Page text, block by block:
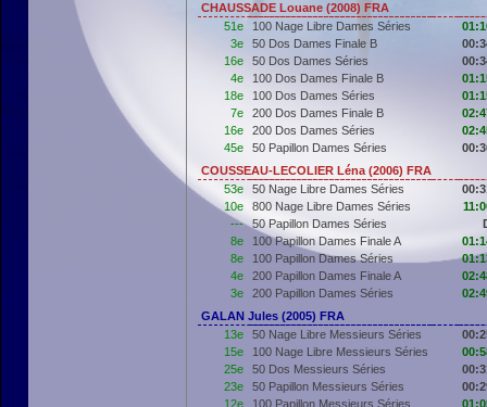
CHAUSSADE Louane (2008) FRA
51e
100 Nage Libre Dames Séries
3e
50 Dos Dames Finale B
16e
50 Dos Dames Séries
4e
100 Dos Dames Finale B
18e
100 Dos Dames Séries
7e
200 Dos Dames Finale B
16e
200 Dos Dames Séries
45e
50 Papillon Dames Séries
COUSSEAU-LECOLIER Léna (2006) FRA
53e
50 Nage Libre Dames Séries
10e
800 Nage Libre Dames Séries
---
50 Papillon Dames Séries
8e
100 Papillon Dames Finale A
8e
100 Papillon Dames Séries
4e
200 Papillon Dames Finale A
3e
200 Papillon Dames Séries
GALAN Jules (2005) FRA
13e
50 Nage Libre Messieurs Séries
15e
100 Nage Libre Messieurs Séries
25e
50 Dos Messieurs Séries
23e
50 Papillon Messieurs Séries
12e
100 Papillon Messieurs Séries